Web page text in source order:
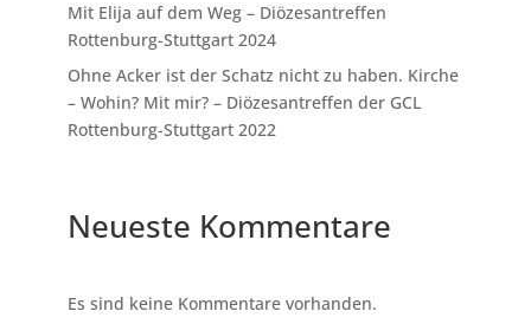
Mit Elija auf dem Weg – Diözesantreffen
Rottenburg-Stuttgart 2024
Ohne Acker ist der Schatz nicht zu haben. Kirche
– Wohin? Mit mir? – Diözesantreffen der GCL
Rottenburg-Stuttgart 2022
Neueste Kommentare
Es sind keine Kommentare vorhanden.